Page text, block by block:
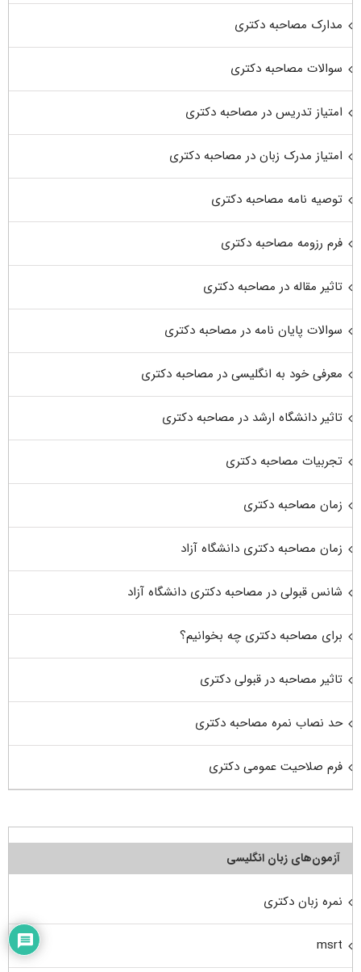
مدارک مصاحبه دکتری
سوالات مصاحبه دکتری
امتیاز تدریس در مصاحبه دکتری
امتیاز مدرک زبان در مصاحبه دکتری
توصیه نامه مصاحبه دکتری
فرم رزومه مصاحبه دکتری
تاثیر مقاله در مصاحبه دکتری
سوالات پایان نامه در مصاحبه دکتری
معرفی خود به انگلیسی در مصاحبه دکتری
تاثیر دانشگاه ارشد در مصاحبه دکتری
تجربیات مصاحبه دکتری
زمان مصاحبه دکتری
زمان مصاحبه دکتری دانشگاه آزاد
شانس قبولی در مصاحبه دکتری دانشگاه آزاد
برای مصاحبه دکتری چه بخوانیم؟
تاثیر مصاحبه در قبولی دکتری
حد نصاب نمره مصاحبه دکتری
فرم صلاحیت عمومی دکتری
آزمون‌های زبان انگلیسی
نمره زبان دکتری
msrt